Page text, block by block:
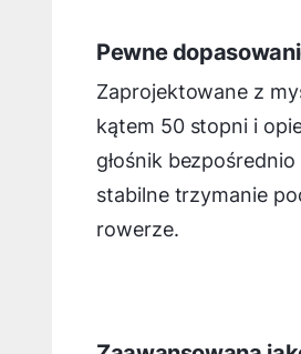
Pewne
Zaprojektowane z
kątem 50 stopni i
głośnik
stabilne trzymanie
rowerze.